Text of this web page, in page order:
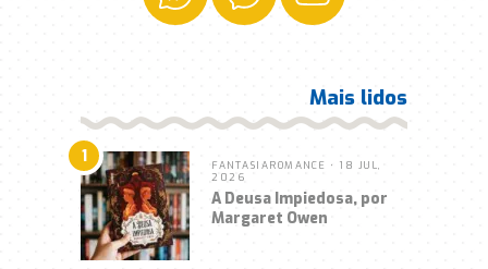
Mais lidos
1 FANTASIAROMANCE • 18 JUL,
2026
A Deusa Impiedosa, por
Margaret Owen